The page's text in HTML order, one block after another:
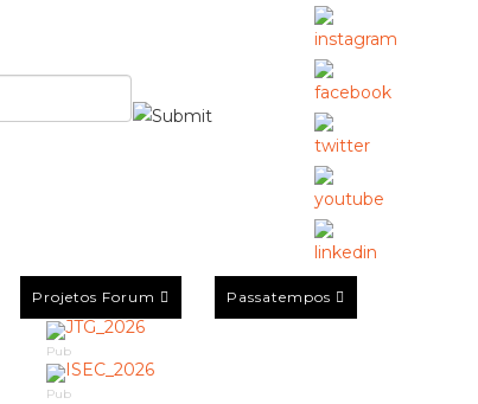
Projetos Forum Passatempos
Pub
Pub